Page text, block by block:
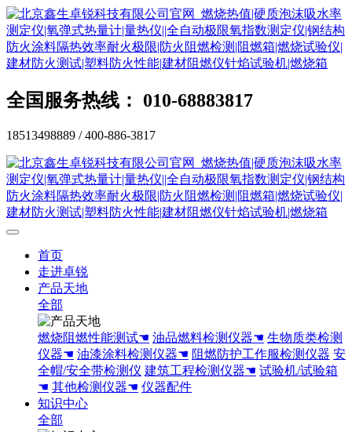
全国服务热线： 010-68883817
18513498889 / 400-886-3817
首页
走进卓锐
产品天地
全部
燃烧阻燃性能测试☚ 油品燃料检测仪器☚ 生物质类检测
仪器☚ 油漆涂料检测仪器☚ 阻燃防护工作服检测仪器 安
全帽/安全带检测仪 建筑工程检测仪器☚ 试验机/试验箱
☚ 其他检测仪器☚ 仪器配件
知识中心
全部